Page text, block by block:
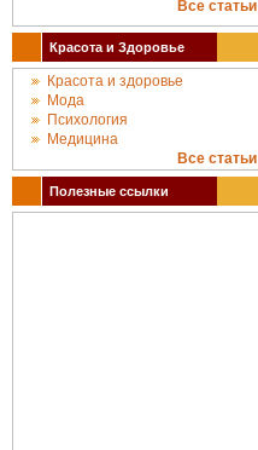
Все статьи
Красота и Здоровье
Красота и здоровье
Мода
Психология
Медицина
Все статьи
Полезные ссылки